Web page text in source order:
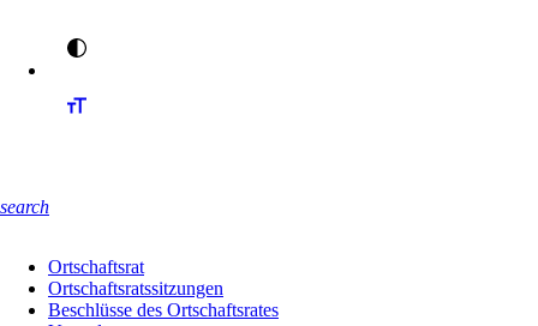
search
Ortschaftsrat
Ortschaftsratssitzungen
Beschlüsse des Ortschaftsrates